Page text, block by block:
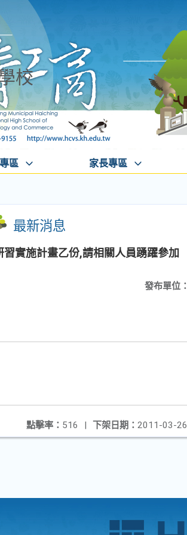
校
區 家長專區
最新消息
實施計畫乙份,請相關人員踴躍參加
發布單位：
下架日期： 2011-03-26
點擊率： 516 |